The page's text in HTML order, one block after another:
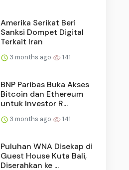
Amerika Serikat Beri
Sanksi Dompet Digital
Terkait Iran
3 months ago 141
BNP Paribas Buka Akses
Bitcoin dan Ethereum
untuk Investor R...
3 months ago 141
Puluhan WNA Disekap di
Guest House Kuta Bali,
Diserahkan ke ...